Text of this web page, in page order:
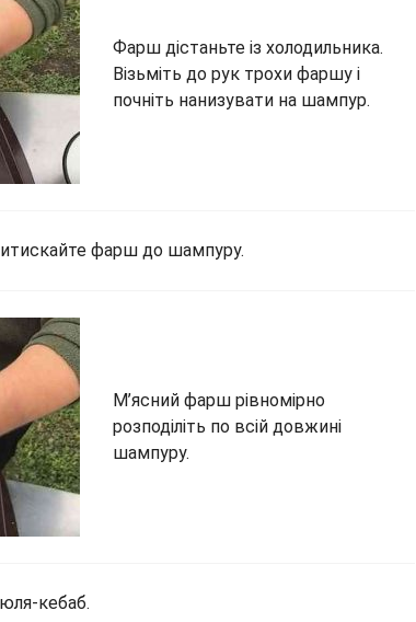
Фарш дістаньте із холодильника.
Візьміть до рук трохи фаршу і
почніть нанизувати на шампур.
фарш до шампуру.
М’ясний фарш рівномірно
розподіліть по всій довжині
шампуру.
кебаб.